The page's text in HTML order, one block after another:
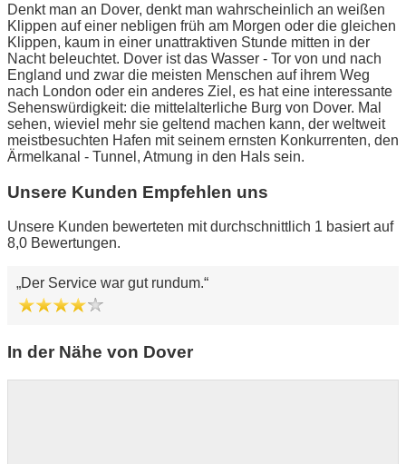
Denkt man an Dover, denkt man wahrscheinlich an weißen
Klippen auf einer nebligen früh am Morgen oder die gleichen
Klippen, kaum in einer unattraktiven Stunde mitten in der
Nacht beleuchtet. Dover ist das Wasser - Tor von und nach
England und zwar die meisten Menschen auf ihrem Weg
nach London oder ein anderes Ziel, es hat eine interessante
Sehenswürdigkeit: die mittelalterliche Burg von Dover. Mal
sehen, wieviel mehr sie geltend machen kann, der weltweit
meistbesuchten Hafen mit seinem ernsten Konkurrenten, den
Ärmelkanal - Tunnel, Atmung in den Hals sein.
Unsere Kunden Empfehlen uns
Unsere Kunden bewerteten mit durchschnittlich 1 basiert auf
8,0 Bewertungen.
Der Service war gut rundum.
In der Nähe von Dover